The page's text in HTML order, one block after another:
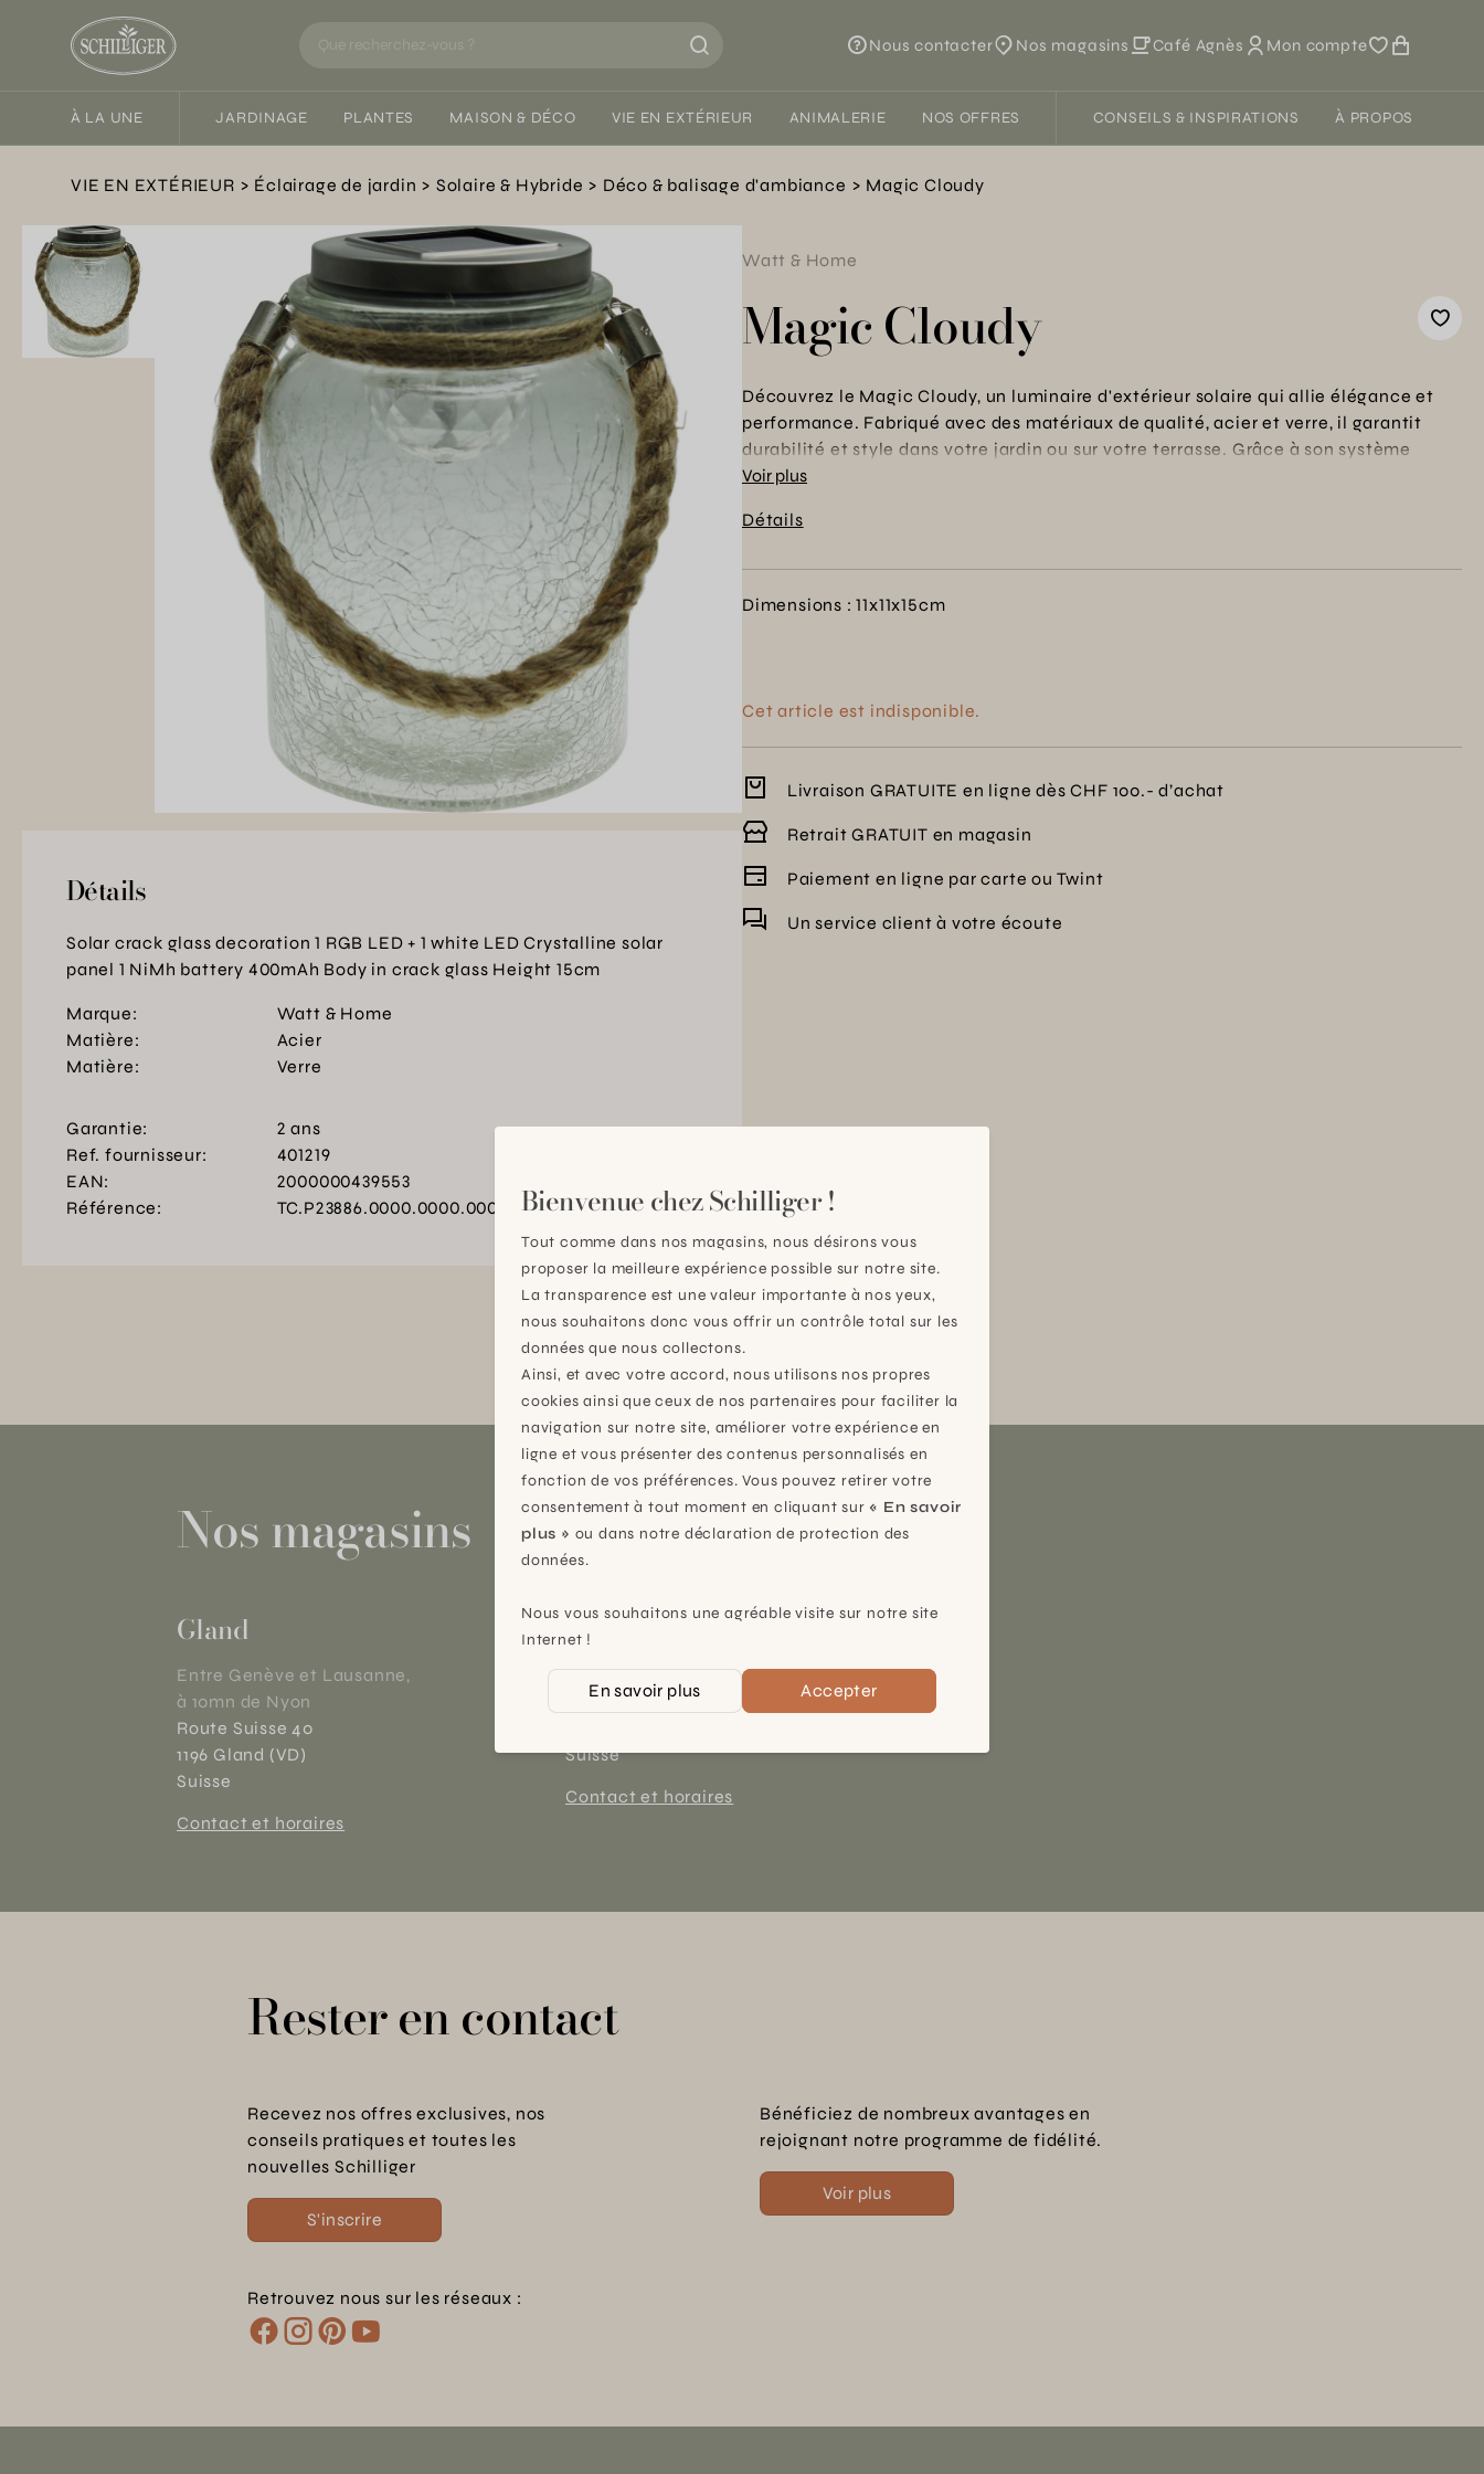
Nous contacter Nos magasins Café Agnès Mon compte
À LA UNE JARDINAGE PLANTES MAISON & DÉCO VIE EN EXTÉRIEUR ANIMALERIE NOS OFFRES CONSEILS & INSPIRATIONS À PROPOS
VIE EN EXTÉRIEUR Éclairage de jardin Solaire & Hybride Déco & balisage d'ambiance Magic Cloudy
Détails
Solar crack glass decoration 1 RGB LED + 1 white LED Crystalline solar
panel 1 NiMh battery 400mAh Body in crack glass Height 15cm
Marque:
Watt & Home
Matière:
Acier
Matière:
Verre
Garantie:
2 ans
Ref. fournisseur:
401219
EAN:
2000000439553
Référence:
TC.P23886.0000.0000.0000
Watt & Home
Magic Cloudy
Découvrez le Magic Cloudy, un luminaire d'extérieur solaire qui allie élégance et
performance. Fabriqué avec des matériaux de qualité, acier et verre, il garantit
durabilité et style dans votre jardin ou sur votre terrasse. Grâce à son système
hybride, il assure un éclairage doux et continu, même lors des soirées les plus
et accueillante, sous la garantie de deux ans.
Voir plus
Détails
Dimensions : 11x11x15cm
Cet article est indisponible.
Livraison GRATUITE en ligne dès CHF 100.- d’achat
Retrait GRATUIT en magasin
Paiement en ligne par carte ou Twint
Un service client à votre écoute
Nos magasins
Gland
Entre Genève et Lausanne,
à 10mn de Nyon
Route Suisse 40
1196 Gland (VD)
Suisse
Contact et horaires
Plan-les-Ouates
À 15mn du centre de Genève
Chemin des Charrotons 25
Suisse
Contact et horaires
Rester en contact
Recevez nos offres exclusives, nos
conseils pratiques et toutes les
nouvelles Schilliger
S'inscrire
Bénéficiez de nombreux avantages en
rejoignant notre programme de fidélité.
Voir plus
Retrouvez nous sur les réseaux :
Bienvenue chez Schilliger !
Tout comme dans nos magasins, nous désirons vous
proposer la meilleure expérience possible sur notre site.
La transparence est une valeur importante à nos yeux,
nous souhaitons donc vous offrir un contrôle total sur les
données que nous collectons.
Ainsi, et avec votre accord, nous utilisons nos propres
cookies ainsi que ceux de nos partenaires pour faciliter la
navigation sur notre site, améliorer votre expérience en
ligne et vous présenter des contenus personnalisés en
fonction de vos préférences. Vous pouvez retirer votre
consentement à tout moment en cliquant sur « En savoir
plus » ou dans notre déclaration de protection des
données.
Nous vous souhaitons une agréable visite sur notre site
Internet !
En savoir plus Accepter